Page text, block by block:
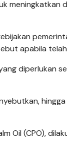
meningkatkan
apabila
diperlukan
Oil (CPO),